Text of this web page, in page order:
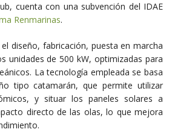
cuenta con una subvención del IDAE
Renmarinas.
diseño, fabricación, puesta en marcha
unidades de 500 kW, optimizadas para
La tecnología empleada se basa
tipo catamarán, que permite utilizar
y situar los paneles solares a
directo de las olas, lo que mejora